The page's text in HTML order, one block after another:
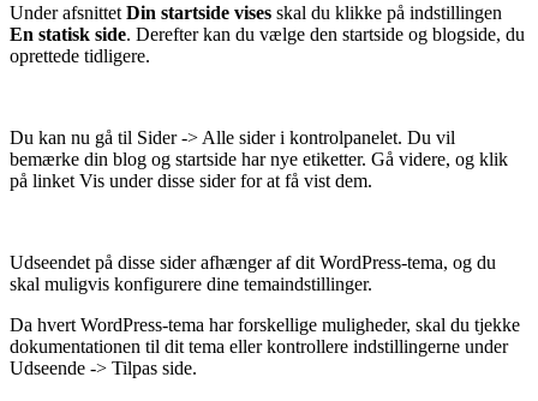
Under afsnittet Din startside vises skal du klikke på indstillingen
En statisk side. Derefter kan du vælge den startside og blogside, du
oprettede tidligere.
Du kan nu gå til Sider -> Alle sider i kontrolpanelet. Du vil
bemærke din blog og startside har nye etiketter. Gå videre, og klik
på linket Vis under disse sider for at få vist dem.
Udseendet på disse sider afhænger af dit WordPress-tema, og du
skal muligvis konfigurere dine temaindstillinger.
Da hvert WordPress-tema har forskellige muligheder, skal du tjekke
dokumentationen til dit tema eller kontrollere indstillingerne under
Udseende -> Tilpas side.